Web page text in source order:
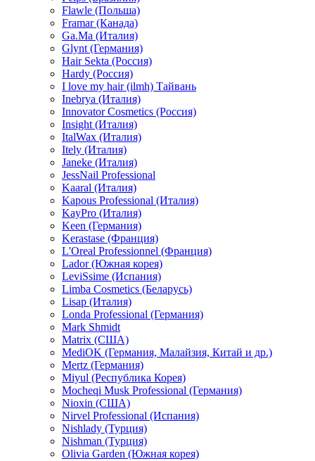
Flawle (Польша)
Framar (Канада)
Ga.Ma (Италия)
Glynt (Германия)
Hair Sekta (Россия)
Hardy (Россия)
I love my hair (ilmh) Тайвань
Inebrya (Италия)
Innovator Cosmetics (Россия)
Insight (Италия)
ItalWax (Италия)
Itely (Италия)
Janeke (Италия)
JessNail Professional
Kaaral (Италия)
Kapous Professional (Италия)
KayPro (Италия)
Keen (Германия)
Kerastase (Франция)
L'Oreal Professionnel (Франция)
Lador (Южная корея)
LeviSsime (Испания)
Limba Cosmetics (Беларусь)
Lisap (Италия)
Londa Professional (Германия)
Mark Shmidt
Matrix (США)
MediOK (Германия, Малайзия, Китай и др.)
Mertz (Германия)
Miyul (Республика Корея)
Mocheqi Musk Professional (Германия)
Nioxin (США)
Nirvel Professional (Испания)
Nishlady (Турция)
Nishman (Турция)
Olivia Garden (Южная корея)